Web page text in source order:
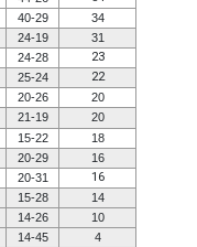
40-29
34
24-19
31
24-28 23
25-24 22
20-26
20
21-19
20
15-22
18
20-29
16
20-31 16
15-28
14
14-26
10
14-45 4